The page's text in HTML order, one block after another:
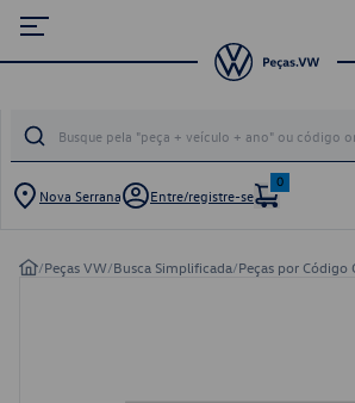
Nova Serrana Entre/registre-se
0
/Peças VW/Busca Simplificada/Peças por Código